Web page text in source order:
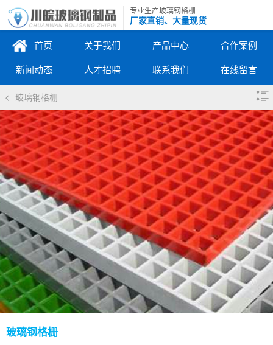
专业生产玻璃钢格栅
厂家直销、大量现货
首页 关于我们 产品中心 合作案例
新闻动态 人才招聘 联系我们 在线留言
玻璃钢格栅
玻璃钢格栅